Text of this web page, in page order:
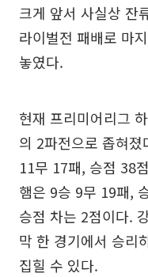
크게 앞서 사실상 잔
라이벌전 패배로 마
놓였다.
현재 프리미어리그
의 2파전으로 좁혀
11무 17패, 승점 38
햄은 9승 9무 19패,
승점 차는 2점이다.
막 한 경기에서 승리
집힐 수 있다.